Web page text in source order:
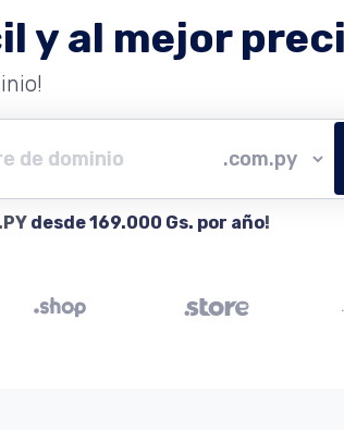
y al mejor
desde 169.000 Gs. por año!